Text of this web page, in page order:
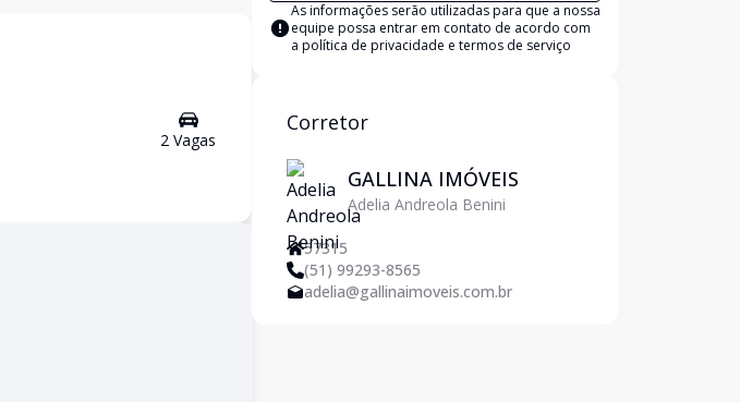
2 Vagas
As informações serão utilizadas para que a nossa
equipe possa entrar em contato de acordo com
a política de privacidade e termos de serviço
Corretor
GALLINA IMÓVEIS
Adelia Andreola Benini
57315
(51) 99293-8565
adelia@gallinaimoveis.com.br